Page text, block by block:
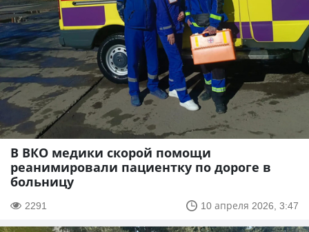
В ВКО медики скорой помощи
реанимировали пациентку по дороге в
больницу
2291 10 апреля 2026, 3:47